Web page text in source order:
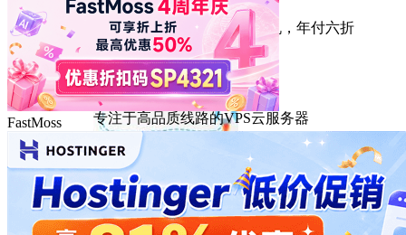
HostEase
性能出众的高性价比美国主机，年付六折
DMIT
专注于高品质线路的VPS云服务器
FastMoss